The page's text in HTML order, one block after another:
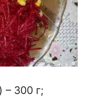
– 300 г;